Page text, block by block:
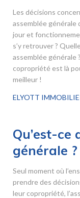
Les décisions
assemblée générale
jour et
s’y retrouver ?
assemblée générale
copropriété est là
meilleur !
ELYOTT
Qu’est-ce
générale ?
Seul moment où
prendre des
leur copropriété,